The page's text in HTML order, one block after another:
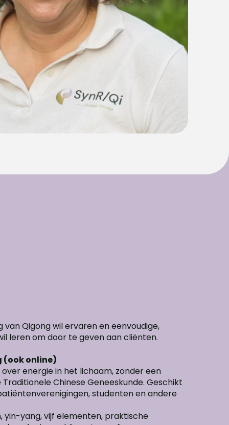
van Qigong wil ervaren en eenvoudige,
leren om door te geven aan cliënten.
(ook online)
energie in het lichaam, zonder een
Chinese Geneeskunde. Geschikt
studenten en andere
yin-yang, vijf elementen, praktische